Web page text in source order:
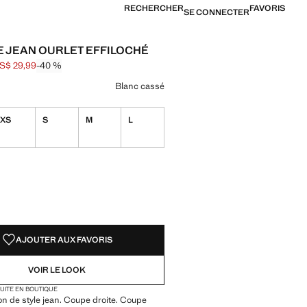
RECHERCHERSE CONNECTERFAVORIS
JEAN OURLET EFFILOCHÉ
[US$ 49,99 ]
29,99 ]
29,99-40 %
Blanc cassé
XS S M L
AJOUTER AUX FAVORIS
VOIR LE LOOK
EN BOUTIQUE
de style jean. Coupe droite. Coupe